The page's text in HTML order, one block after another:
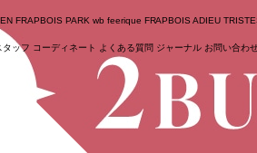
FRAPBOIS PARK wb feerique FRAPBOIS ADIEU
タッフ コーディネート よくある質問 ジャーナル お問い合わ